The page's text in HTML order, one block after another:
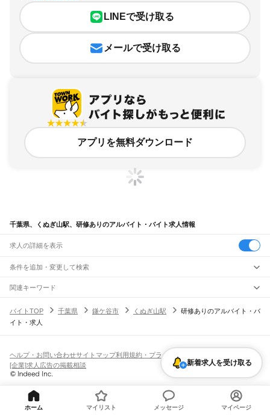
LINEで受け取る
メールで受け取る
アプリを無料ダウンロード
千葉県、くぬぎ山駅、研修ありのアルバイト・バイト求人情報
求人の詳細を表示
条件を追加・変更して検索
市区町村を追加・変更
千葉県すべて
千葉市
野田市茂原市成田市佐倉市東金市
旭市習志野市柏市勝浦市市原市流山市八千代市 我孫子市鴨川市
鎌ケ谷市
君津市富津市浦安市 印西市白井市 富里市南房総市
匝瑳市香取市 香取郡山武郡長生郡夷隅郡
安房郡
駅を追加・変更
JR中央・総武線
市川駅本八幡駅下総中山駅 東船橋駅 津田沼駅幕張本郷駅幕張駅
新検見川駅
JR総武本線
市川駅船橋駅 稲毛駅 都賀駅
佐倉駅
南酒々井駅
八街駅 日向駅 成東駅 横芝駅 飯倉駅 八日市場駅干潟駅 旭駅
職種を追加・変更
飲食・フードサービスすべて
ホールスタッフキッチンスタッフ 精肉・鮮魚加工給食調理
パン屋（ベーカリー）
バー（BAR）・バーテンダー
営業・販売
営業・販売
営業
テレフォンアポインター（テレアポ） ルートセールス
人気
日払いOK高校生歓迎 髪型・髪色自由
勤務期間
短期
単発・1日OK
期間限定（春夏冬休み等）
雇用形態を追加・変更
正社員
契約社員
都道府県を変更
関連キーワード
バイトTOP
千葉県 鎌ケ谷市 くぬぎ山駅
研修ありのアルバイト・バ
イト・求人
新着求人を受け取る
ヘルプ・お問い合わせサイトマップ利用規約・プライバシーポリシー
[企業]求人広告の掲載相談
ホーム マイリスト メッセージ マイページ